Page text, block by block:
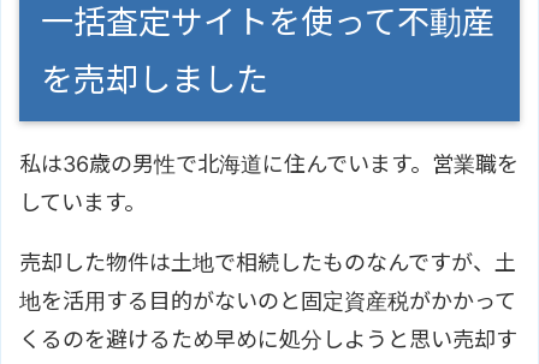
一括査定サイトを使って不動産
を売却しました
私は36歳の男性で北海道に住んでいます。営業職を
しています。
売却した物件は土地で相続したものなんですが、土
地を活用する目的がないのと固定資産税がかかって
くるのを避けるため早めに処分しようと思い売却す